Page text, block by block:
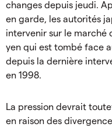
changes depuis jeudi.
en garde, les autorités
intervenir sur le marché
yen qui est tombé face
depuis la dernière
en 1998.
La pression devrait
en raison des